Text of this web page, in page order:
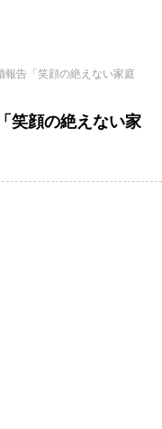
報告「笑顔の絶えない家庭
笑顔の絶えない家